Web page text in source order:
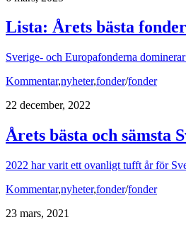
Lista: Årets bästa fonder
Sverige- och Europafonderna
Kommentar,nyheter,fonder/fonder
22 december, 2022
Årets bästa och sämsta
2022 har varit ett ovanligt tufft år för
Kommentar,nyheter,fonder/fonder
23 mars, 2021